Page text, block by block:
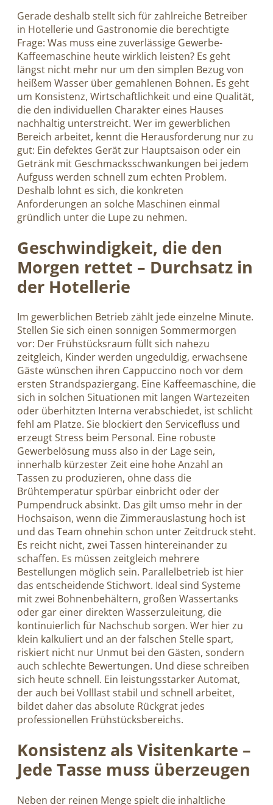
Gerade deshalb stellt sich für zahlreiche Betreiber
in Hotellerie und Gastronomie die berechtigte
Frage: Was muss eine zuverlässige Gewerbe-
Kaffeemaschine heute wirklich leisten? Es geht
längst nicht mehr nur um den simplen Bezug von
heißem Wasser über gemahlenen Bohnen. Es geht
um Konsistenz, Wirtschaftlichkeit und eine Qualität,
die den individuellen Charakter eines Hauses
nachhaltig unterstreicht. Wer im gewerblichen
Bereich arbeitet, kennt die Herausforderung nur zu
gut: Ein defektes Gerät zur Hauptsaison oder ein
Getränk mit Geschmacksschwankungen bei jedem
Aufguss werden schnell zum echten Problem.
Deshalb lohnt es sich, die konkreten
Anforderungen an solche Maschinen einmal
gründlich unter die Lupe zu nehmen.
Geschwindigkeit, die den
Morgen rettet – Durchsatz in
der Hotellerie
Im gewerblichen Betrieb zählt jede einzelne Minute.
Stellen Sie sich einen sonnigen Sommermorgen
vor: Der Frühstücksraum füllt sich nahezu
zeitgleich, Kinder werden ungeduldig, erwachsene
Gäste wünschen ihren Cappuccino noch vor dem
ersten Strandspaziergang. Eine Kaffeemaschine, die
sich in solchen Situationen mit langen Wartezeiten
oder überhitzten Interna verabschiedet, ist schlicht
fehl am Platze. Sie blockiert den Servicefluss und
erzeugt Stress beim Personal. Eine robuste
Gewerbelösung muss also in der Lage sein,
innerhalb kürzester Zeit eine hohe Anzahl an
Tassen zu produzieren, ohne dass die
Brühtemperatur spürbar einbricht oder der
Pumpendruck absinkt. Das gilt umso mehr in der
Hochsaison, wenn die Zimmerauslastung hoch ist
und das Team ohnehin schon unter Zeitdruck steht.
Es reicht nicht, zwei Tassen hintereinander zu
schaffen. Es müssen zeitgleich mehrere
Bestellungen möglich sein. Parallelbetrieb ist hier
das entscheidende Stichwort. Ideal sind Systeme
mit zwei Bohnenbehältern, großen Wassertanks
oder gar einer direkten Wasserzuleitung, die
kontinuierlich für Nachschub sorgen. Wer hier zu
klein kalkuliert und an der falschen Stelle spart,
riskiert nicht nur Unmut bei den Gästen, sondern
auch schlechte Bewertungen. Und diese schreiben
sich heute schnell. Ein leistungsstarker Automat,
der auch bei Volllast stabil und schnell arbeitet,
bildet daher das absolute Rückgrat jedes
professionellen Frühstücksbereichs.
Konsistenz als Visitenkarte –
Jede Tasse muss überzeugen
Neben der reinen Menge spielt die inhaltliche